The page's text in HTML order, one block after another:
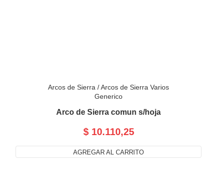
Arcos de Sierra /Arcos de Sierra Varios
Generico
Arco de Sierra comun s/hoja
$ 10.110,25
AGREGAR AL CARRITO